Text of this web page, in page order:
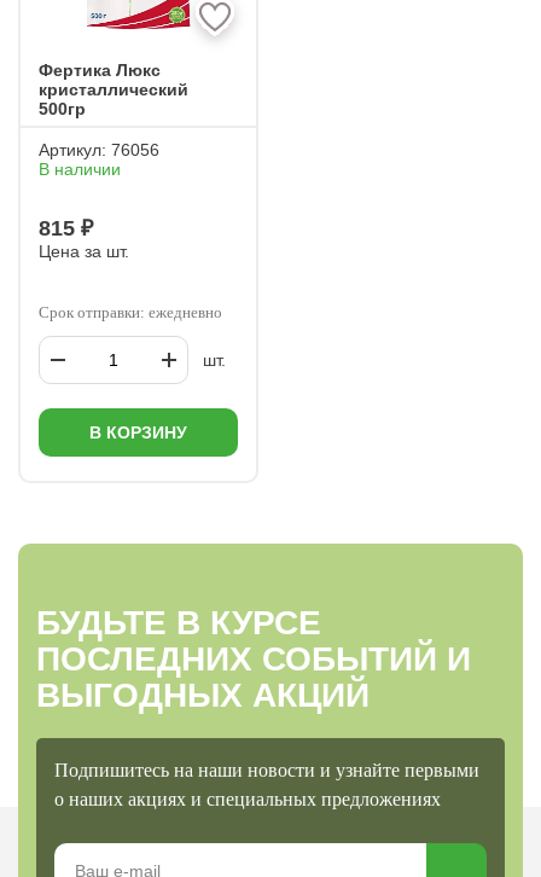
Фертика Люкс
кристаллический
500гр
Артикул: 76056
В наличии
815 ₽
Цена за шт.
Срок отправки: ежедневно
шт.
В КОРЗИНУ
БУДЬТЕ В КУРСЕ
ПОСЛЕДНИХ СОБЫТИЙ И
ВЫГОДНЫХ АКЦИЙ
Подпишитесь на наши новости и узнайте первыми
о наших акциях и специальных предложениях